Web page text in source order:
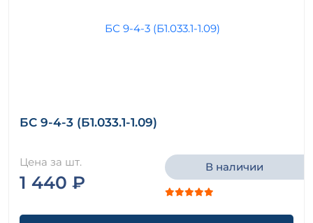
БС 9-4-3 (Б1.033.1-1.09)
Цена за шт.
1 440 ₽
В наличии